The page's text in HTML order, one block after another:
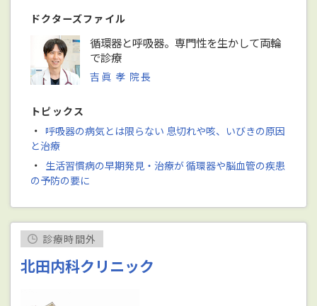
ドクターズファイル
循環器と呼吸器。専門性を生かして両輪
で診療
吉眞 孝 院長
トピックス
・ 呼吸器の病気とは限らない 息切れや咳、いびきの原因
と治療
・ 生活習慣病の早期発見・治療が 循環器や脳血管の疾患
の予防の要に
診療時間外
北田内科クリニック